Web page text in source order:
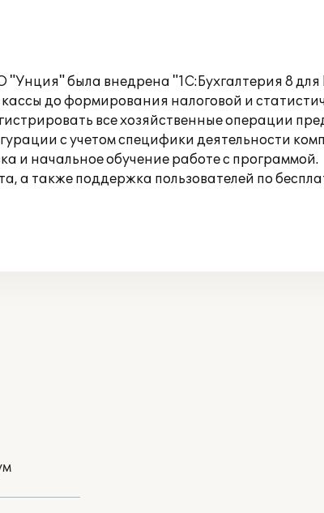
"Унция" была внедрена "1С:Бухгалтерия 8
до формирования налоговой и
все хозяйственные операции
с учетом специфики деятельности
и начальное обучение работе с программой.
а также поддержка пользователей по